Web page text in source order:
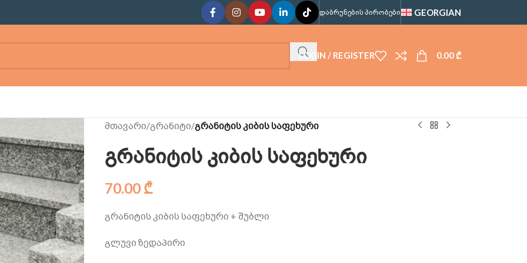
ᲓᲐᲑᲠᲣᲜᲔᲑᲘᲡ ᲞᲘᲠᲝᲑᲔᲑᲘ GEORGIAN
LOGIN / REGISTER 0.00 ₾
მთავარი/გრანიტი/გრანიტის კიბის საფეხური
გრანიტის კიბის საფეხური
70.00 ₾
გრანიტის კიბის საფეხური + შუბლი
გლუვი ზედაპირი